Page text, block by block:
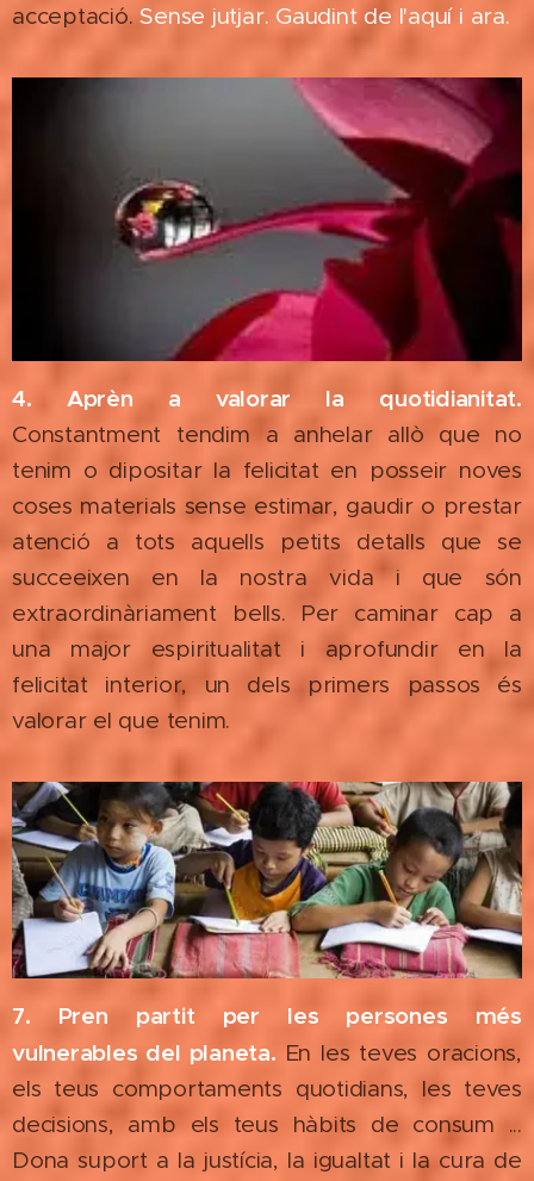
acceptació. Sense jutjar. Gaudint de l'aquí i ara.
4. Aprèn a valorar la quotidianitat.
Constantment tendim a anhelar allò que no
tenim o dipositar la felicitat en posseir noves
coses materials sense estimar, gaudir o prestar
atenció a tots aquells petits detalls que se
succeeixen en la nostra vida i que són
extraordinàriament bells. Per caminar cap a
una major espiritualitat i aprofundir en la
felicitat interior, un dels primers passos és
valorar el que tenim.
7. Pren partit per les persones més
vulnerables del planeta. En les teves oracions,
els teus comportaments quotidians, les teves
decisions, amb els teus hàbits de consum ...
Dona suport a la justícia, la igualtat i la cura de